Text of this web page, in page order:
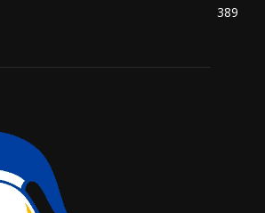
389